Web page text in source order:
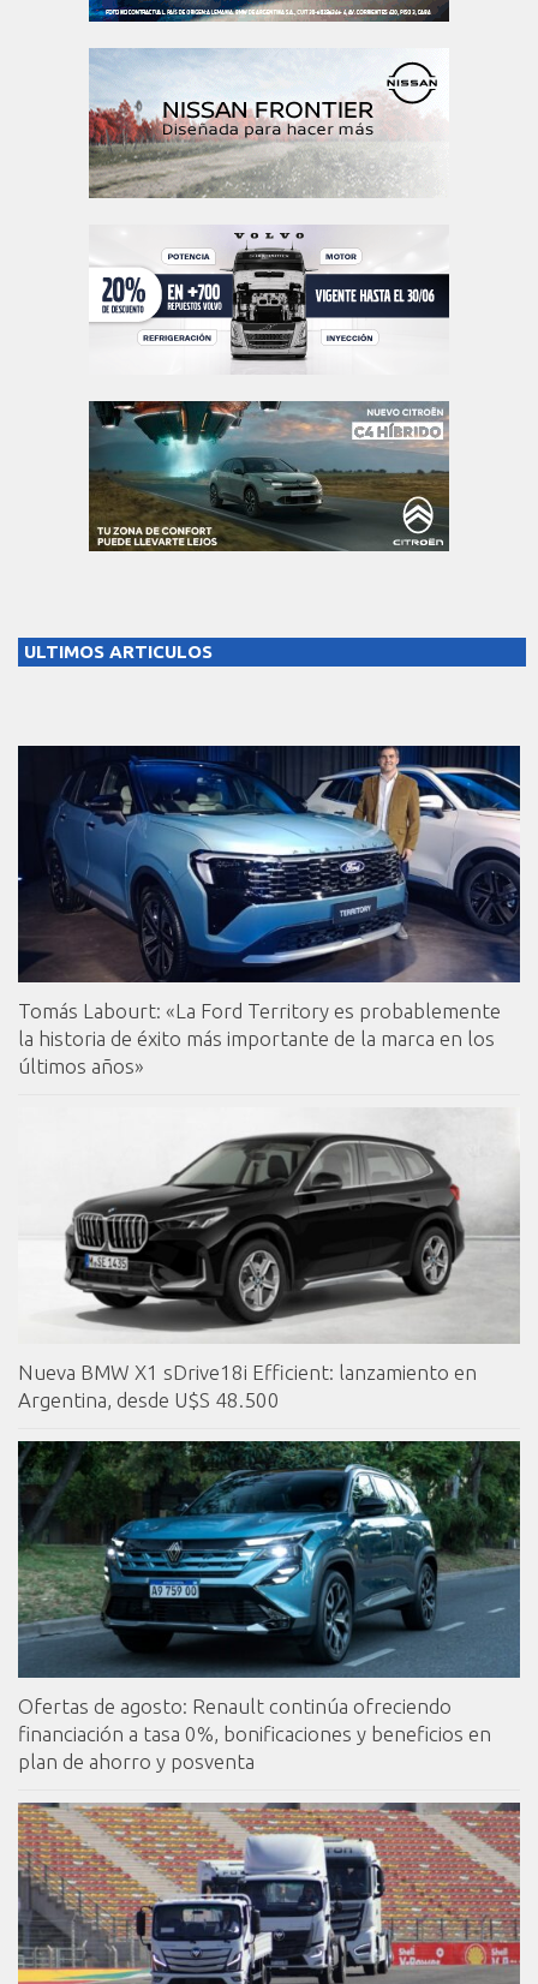
ULTIMOS ARTICULOS
Tomás Labourt: «La Ford Territory es probablemente
la historia de éxito más importante de la marca en los
últimos años»
Nueva BMW X1 sDrive18i Efficient: lanzamiento en
Argentina, desde U$S 48.500
Ofertas de agosto: Renault continúa ofreciendo
financiación a tasa 0%, bonificaciones y beneficios en
plan de ahorro y posventa